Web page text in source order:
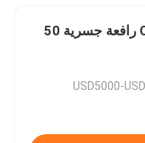
معايير CMAA70 رافعة جسرية 50